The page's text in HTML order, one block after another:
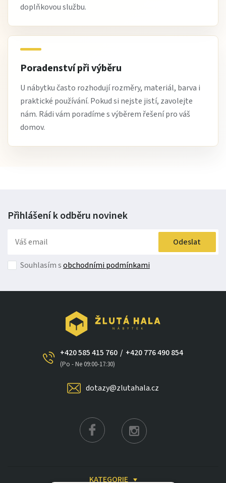
doplňkovou službu.
Poradenství při výběru
U nábytku často rozhodují rozměry, materiál, barva i
praktické používání. Pokud si nejste jistí, zavolejte
nám. Rádi vám poradíme s výběrem řešení pro váš
domov.
Přihlášení k odběru novinek
Odeslat
Souhlasím sobchodními podmínkami
+420 585 415 760
(Po - Ne 09:00-17:30)
/ +420 776 490 854
dotazy@zlutahala.cz
KATEGORIE